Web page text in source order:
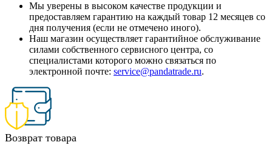
Мы уверены в высоком качестве продукции и
предоставляем гарантию на каждый товар 12 месяцев со
дня получения (если не отмечено иного).
Наш магазин осуществляет гарантийное обслуживание
силами собственного сервисного центра, со
специалистами которого можно связаться по
электронной почте: service@pandatrade.ru.
Возврат товара